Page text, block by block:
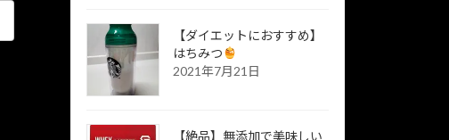
【ダイエットにおすすめ】
はちみつ
2021年7月21日
【絶品】無添加で美味しい